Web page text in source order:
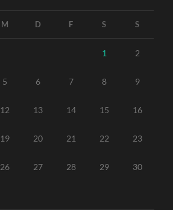
M D F S S
1 2
5 6 7 8 9
12 13 14 15 16
19 20 21 22 23
26 27 28 29 30